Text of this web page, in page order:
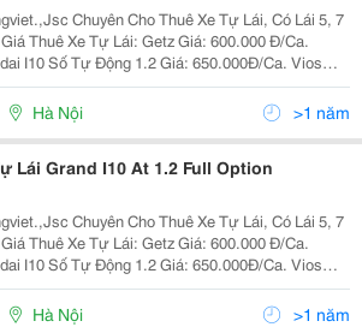
Chuyên Cho Thuê Xe Tự Lái, Có Lái 5, 7
I10 Số Tự Động 1.2 Giá: 650.000Đ/Ca. Vios
Giá: 650.000 Đ/Ca. Vios E 2010 Giá: 800.000
Đ/Ca. Innova G 2008
Hà Nội >1 năm
Lái Grand I10 At 1.2 Full Option
Chuyên Cho Thuê Xe Tự Lái, Có Lái 5, 7
I10 Số Tự Động 1.2 Giá: 650.000Đ/Ca. Vios
Giá: 650.000 Đ/Ca. Vios E 2010 Giá: 800.000
Đ/Ca. Innova G 2008
Hà Nội >1 năm